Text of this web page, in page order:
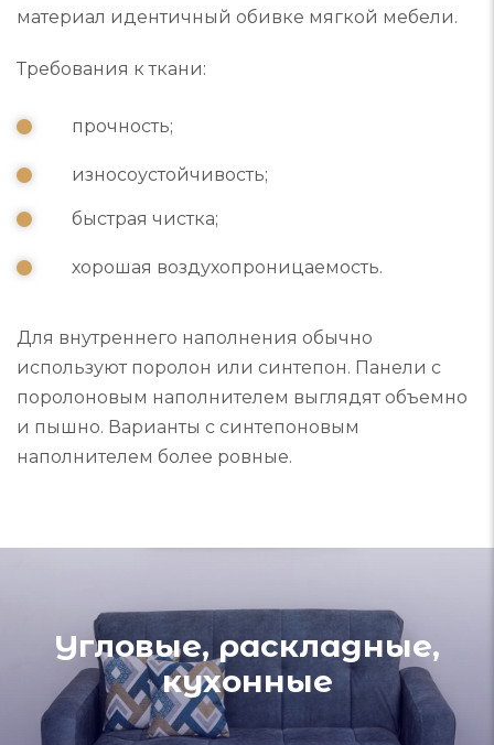
материал идентичный обивке мягкой мебели.
Требования к ткани:
прочность;
износоустойчивость;
быстрая чистка;
хорошая воздухопроницаемость.
Для внутреннего наполнения обычно
используют поролон или синтепон. Панели с
поролоновым наполнителем выглядят объемно
и пышно. Варианты с синтепоновым
наполнителем более ровные.
Угловые, раскладные,
кухонные